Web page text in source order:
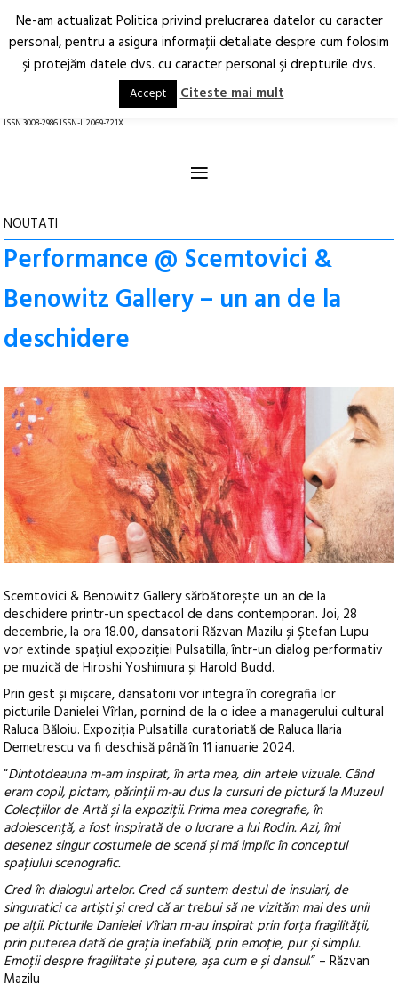
Arhitectură.
Oraș.
RO EN
ISSN 3008-2986 ISSN-L 2069-721X
≡
NOUTATI
Performance @ Scemtovici &
Benowitz Gallery – un an de la
deschidere
Scemtovici & Benowitz Gallery sărbătorește un an de la
deschidere printr-un spectacol de dans contemporan.Joi, 28
decembrie, la ora 18.00, dansatorii Răzvan Mazilu și Ștefan Lupu
vor extinde spațiul expoziției Pulsatilla, într-un dialog performativ
pe muzică de Hiroshi Yoshimura și Harold Budd.
Prin gest și mișcare, dansatorii vor integra în coregrafia lor
picturile Danielei Vîrlan, pornind de la o idee a managerului cultural
Raluca Băloiu. Expoziția Pulsatilla curatoriată de Raluca Ilaria
Demetrescu va fi deschisă până în 11 ianuarie 2024.
“Dintotdeauna m-am inspirat, în arta mea, din artele vizuale. Când
eram copil, pictam, părinții m-au dus la cursuri de pictură la Muzeul
Colecțiilor de Artă și la expoziții. Prima mea coregrafie, în
adolescență, a fost inspirată de o lucrare a lui Rodin. Azi, îmi
desenez singur costumele de scenă și mă implic în conceptul
spațiului scenografic.
Cred în dialogul artelor. Cred că suntem destul de insulari, de
singuratici ca artiști și cred că ar trebui să ne vizităm mai des unii
pe alții. Picturile Danielei Vîrlan m-au inspirat prin forța fragilității,
prin puterea dată de grația inefabilă, prin emoție, pur și simplu.
Emoții despre fragilitate și putere, așa cum e și dansul.” – Răzvan
Mazilu
Ne-am actualizat Politica privind prelucrarea datelor cu caracter
personal, pentru a asigura informaţii detaliate despre cum folosim
şi protejăm datele dvs. cu caracter personal şi drepturile dvs.
Accept Citeste mai mult